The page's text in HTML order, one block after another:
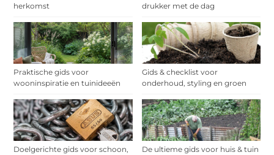
herkomst
drukker met de dag
Praktische gids voor
wooninspiratie en tuinideeën
Gids & checklist voor
onderhoud, styling en groen
Doelgerichte gids voor schoon, De ultieme gids voor huis & tuin